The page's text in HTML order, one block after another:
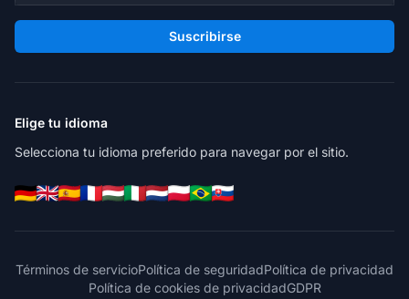
Suscribirse
Elige tu idioma
Selecciona tu idioma preferido para navegar por el sitio.
Términos de servicioPolítica de seguridadPolítica de privacidad
Política de cookies de privacidadGDPR